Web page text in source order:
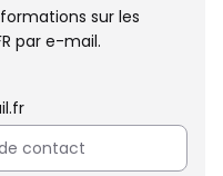
sur les
par e-mail.